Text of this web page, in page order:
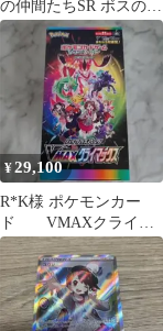
の仲間たちSR ボスの指
令 SR 2枚セット
¥29,100
R*K様 ポケモンカー
ド VMAXクライマ
ックス 1Box